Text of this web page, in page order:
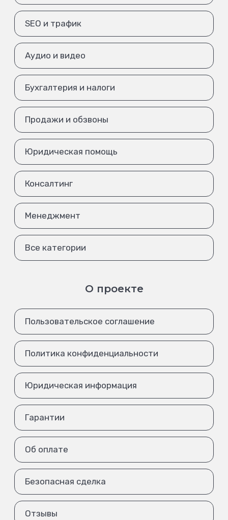
SEO и трафик
Аудио и видео
Бухгалтерия и налоги
Продажи и обзвоны
Юридическая помощь
Консалтинг
Менеджмент
Все категории
О проекте
Пользовательское соглашение
Политика конфиденциальности
Юридическая информация
Гарантии
Об оплате
Безопасная сделка
Отзывы